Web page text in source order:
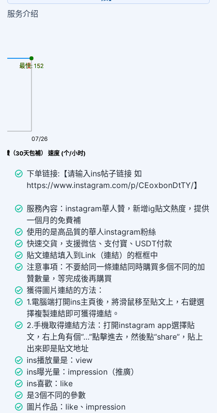
服务介绍
讚（30天包補） 速度 (个/小时)
07/26
最慢: 152
最快: 152
下单链接:【请输入ins帖子链接 如
https://www.instagram.com/p/CEoxbonDtTY/】
服務內容：instagram華人贊，新增ig貼文熱度，提供
一個月的免費補
使用的是高品質的華人instagram粉絲
快速交貨，支援微信、支付寶、USDT付款
貼文連結填入到Link（連結）的框框中
注意事項：不要給同一條連結同時購買多個不同的加
贊數量，等完成後再購買
獲得圖片連結的方法：
1.電腦端打開ins主頁後，將滑鼠移至貼文上，右鍵選
擇複製連結即可獲得連結。
2.手機取得連結方法：打開instagram app選擇貼
文，右上角有個“…”點擊進去，然後點“share”，貼上
出來即是貼文地址
ins播放量是：view
ins曝光量：impression（推廣）
ins喜歡：like
是3個不同的參數
圖片作品：like、impression